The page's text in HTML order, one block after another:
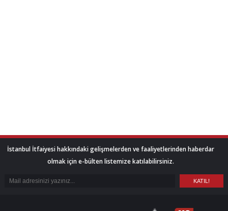
İstanbul İtfaiyesi hakkındaki gelişmelerden ve faaliyetlerinden haberdar
olmak için e-bülten listemize katılabilirsiniz.